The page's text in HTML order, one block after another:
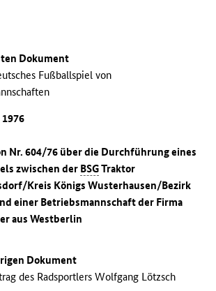
Dokument
Fußballspiel von
Nr. 604/76 über die Durchführung eines
zwischen der BSGTraktor
Kreis Königs Wusterhausen/Bezirk
einer Betriebsmannschaft der Firma
aus Westberlin
Dokument
des Radsportlers Wolfgang Lötzsch